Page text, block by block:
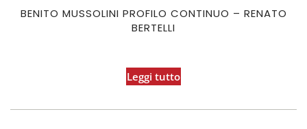
BENITO MUSSOLINI PROFILO CONTINUO – RENATO
BERTELLI
Leggi tutto